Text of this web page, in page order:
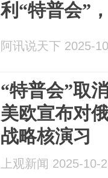
利“特普会”
阿讯说天下 2025-
“特普会”取
美欧宣布对
战略核演习
上观新闻 2025-10-